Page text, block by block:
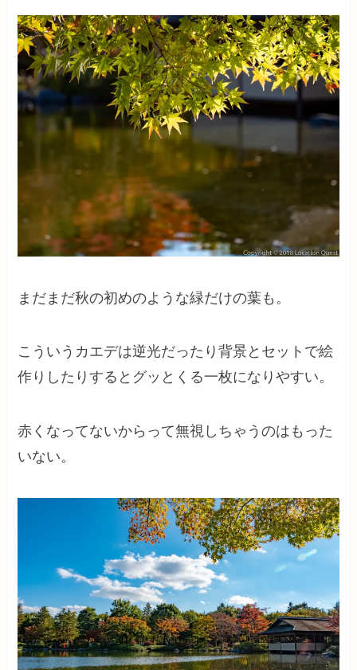
まだまだ秋の初めのような緑だけの葉も。
こういうカエデは逆光だったり背景とセットで絵
作りしたりするとグッとくる一枚になりやすい。
赤くなってないからって無視しちゃうのはもった
いない。